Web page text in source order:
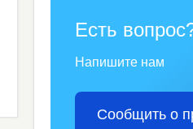
Есть
Напишите нам
Сообщить о